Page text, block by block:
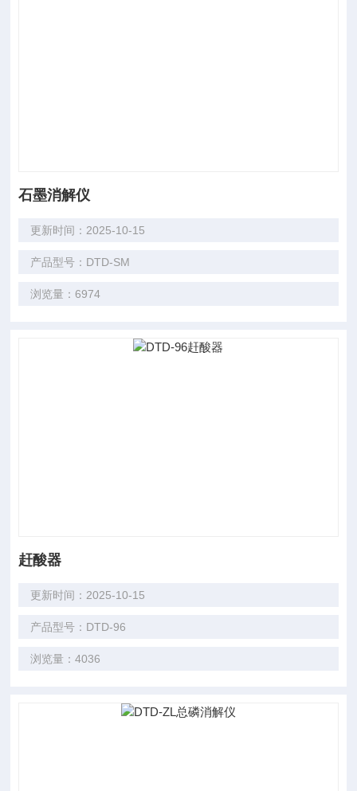
石墨消解仪
更新时间：2025-10-15
产品型号：DTD-SM
浏览量：6974
赶酸器
更新时间：2025-10-15
产品型号：DTD-96
浏览量：4036